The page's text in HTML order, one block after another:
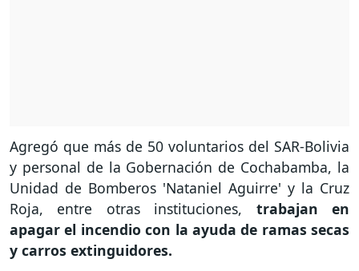
Agregó que más de 50 voluntarios del SAR-Bolivia
y personal de la Gobernación de Cochabamba, la
Unidad de Bomberos 'Nataniel Aguirre' y la Cruz
Roja, entre otras instituciones, trabajan en
apagar el incendio con la ayuda de ramas secas
y carros extinguidores.